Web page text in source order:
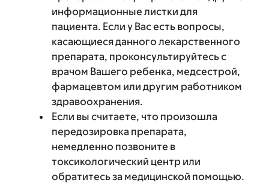
информационные листки для
пациента. Если у Вас есть вопросы,
касающиеся данного лекарственного
препарата, проконсультируйтесь с
врачом Вашего ребенка, медсестрой,
фармацевтом или другим работником
здравоохранения.
Если вы считаете, что произошла
передозировка препарата,
немедленно позвоните в
токсикологический центр или
обратитесь за медицинской помощью.